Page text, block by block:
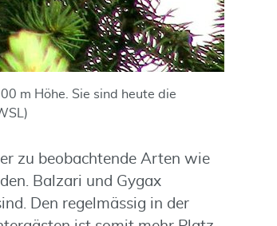
m Höhe. Sie sind heute die
zu beobachtende Arten wie
Balzari und Gygax
Den regelmässig in der